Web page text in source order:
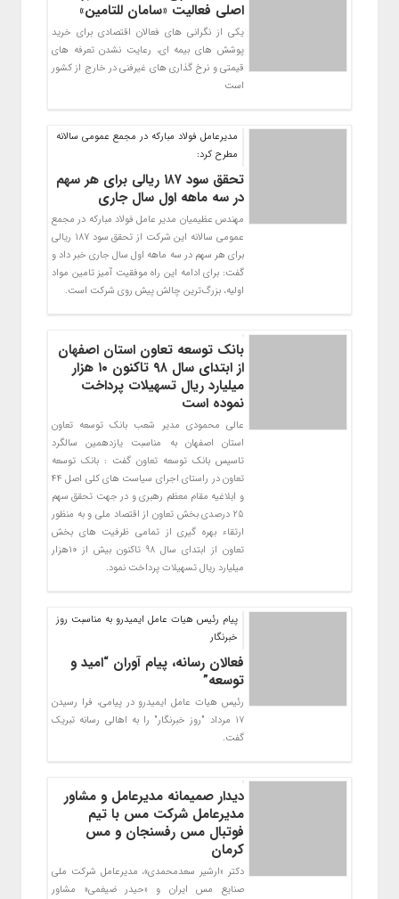
اصلی فعالیت «سامان للتامین»
یکی از نگرانی های فعالان اقتصادی برای خرید
پوشش های بیمه ای، رعایت نشدن تعرفه های
قیمتی و نرخ گذاری های غیرفنی در خارج از کشور
است
مدیرعامل فولاد مبارکه در مجمع عمومی سالانه
مطرح کرد:
تحقق سود ۱۸۷ ریالی برای هر سهم
در سه ‌ماهه اول سال جاری
مهندس عظیمیان مدیر عامل فولاد مبارکه در مجمع
عمومی سالانه این شرکت از تحقق سود 187 ریالی
برای هر سهم در سه ‌ماهه اول سال جاری خبر داد و
گفت: برای ادامه این راه موفقیت آمیز تامین مواد
اولیه، بزرگ‌ترین چالش‌ پیش روی شرکت است.
بانک توسعه تعاون استان اصفهان
از ابتدای سال ۹۸ تاکنون ۱۰ هزار
میلیارد ریال تسهیلات پرداخت
نموده است
عالی محمودی مدیر شعب بانک توسعه تعاون
استان اصفهان به مناسبت یازدهمین سالگرد
تاسیس بانک توسعه تعاون گفت : بانک توسعه
تعاون در راستای اجرای سیاست های کلی اصل 44
و ابلاغیه مقام معظم رهبری و در جهت تحقق سهم
25 درصدی بخش تعاون از اقتصاد ملی و به منظور
ارتقاء بهره گیری از تمامی ظرفیت های بخش
تعاون از ابتدای سال 98 تاکنون بیش از 10هزار
میلیارد ریال تسهیلات پرداخت نمود.
پیام رئیس هیات عامل ایمیدرو به مناسبت روز
خبرنگار
فعالان رسانه، پیام آوران “امید و
توسعه”
رئیس هیات عامل ایمیدرو در پیامی، فرا رسیدن
17 مرداد "روز خبرنگار" را به اهالی رسانه تبریک
گفت.
دیدار صمیمانه مدیرعامل و مشاور
مدیرعامل شرکت مس با تیم
فوتبال مس رفسنجان و مس
کرمان
دکتر «ارشیر سعدمحمدی»، مدیرعامل شرکت ملی
صنایع مس ایران و «حیدر ضیغمی» مشاور